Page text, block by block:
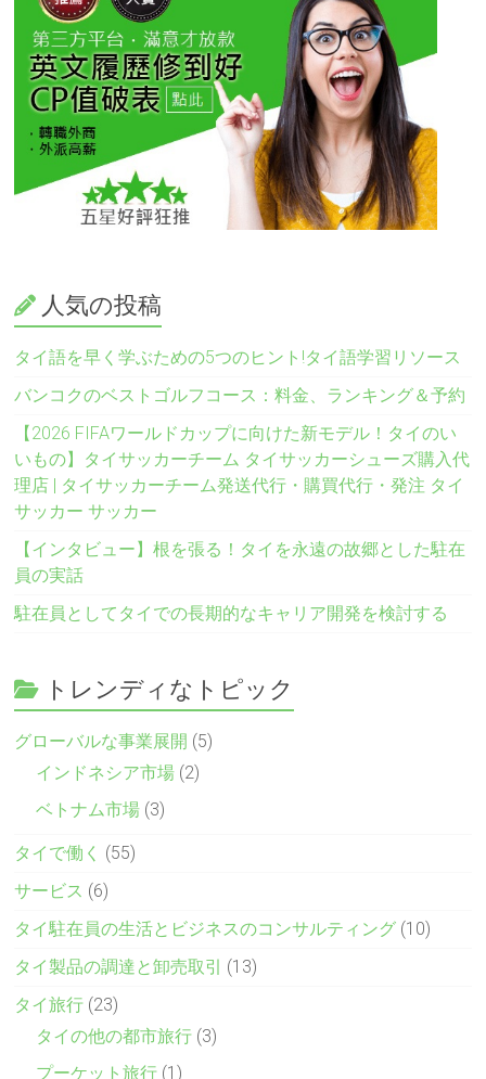
人気の投稿
タイ語を早く学ぶための5つのヒント!タイ語学習リソース
バンコクのベストゴルフコース：料金、ランキング＆予約
【2026 FIFAワールドカップに向けた新モデル！タイのい
いもの】タイサッカーチーム タイサッカーシューズ購入代
理店 | タイサッカーチーム発送代行・購買代行・発注 タイ
サッカー サッカー
【インタビュー】根を張る！タイを永遠の故郷とした駐在
員の実話
駐在員としてタイでの長期的なキャリア開発を検討する
トレンディなトピック
グローバルな事業展開 (5)
インドネシア市場 (2)
ベトナム市場 (3)
タイで働く (55)
サービス (6)
タイ駐在員の生活とビジネスのコンサルティング (10)
タイ製品の調達と卸売取引 (13)
タイ旅行 (23)
タイの他の都市旅行 (3)
プーケット旅行 (1)